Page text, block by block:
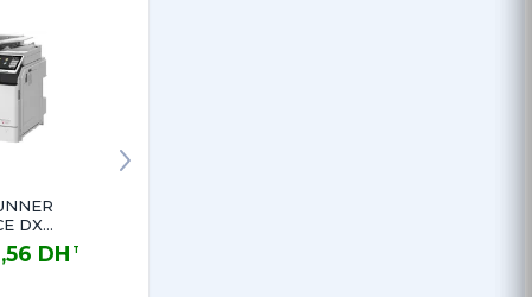
DX
3en1DH TTC